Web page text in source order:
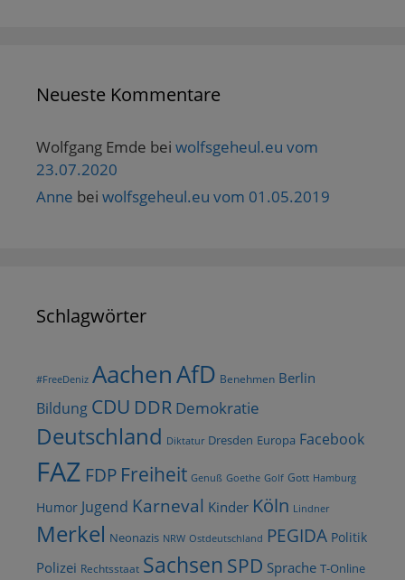
Neueste Kommentare
Wolfgang Emde bei wolfsgeheul.eu vom
23.07.2020
Anne bei wolfsgeheul.eu vom 01.05.2019
Schlagwörter
#FreeDeniz AachenAfD Benehmen Berlin
Bildung CDU DDR Demokratie
Deutschland Diktatur Dresden Europa Facebook
FAZ FDP Freiheit Genuß Goethe Golf Gott Hamburg
Humor Jugend Karneval Kinder Köln Lindner
Merkel Neonazis NRW Ostdeutschland PEGIDA Politik
Polizei Rechtsstaat Sachsen SPD Sprache T-Online